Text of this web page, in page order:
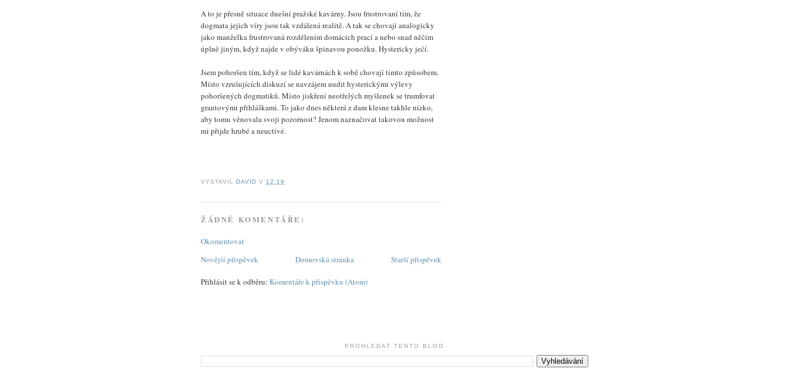
A to je přesně situace dnešní pražské kavárny. Jsou frustrovaní tím, že
dogmata jejich víry jsou tak vzdálená realitě. A tak se chovají analogicky
jako manželka frustrovaná rozdělením domácích prací a nebo snad něčím
úplně jiným, když najde v obýváku špinavou ponožku. Hystericky ječí.
Jsem pohoršen tím, když se lidé kavárnách k sobě chovají tímto způsobem.
Místo vzrušujících diskuzí se navzájem nudit hysterickými výlevy
pohoršených dogmatiků. Místo jiskření neotřelých myšlenek se trumfovat
grantovými přihláškami. To jako dnes některá z dam klesne takhle nízko,
aby tomu věnovala svoji pozornost? Jenom naznačovat takovou možnost
mi přijde hrubé a neuctivé.
VYSTAVILDAVID V 12:19
ŽÁDNÉ KOMENTÁŘE:
Okomentovat
Novější příspěvek
Starší příspěvek
Domovská stránka
Přihlásit se k odběru: Komentáře k příspěvku (Atom)
PROHLEDAT TENTO BLOG